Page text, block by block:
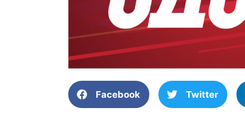
Facebook Twitter